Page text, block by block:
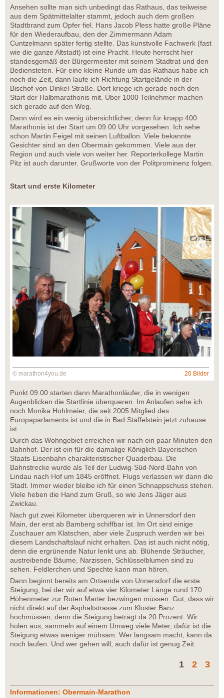
Ansehen sollte man sich unbedingt das Rathaus, das teilweise
aus dem Spätmittelalter stammt, jedoch auch dem großen
Stadtbrand zum Opfer fiel. Hans Jacob Pless hatte große Pläne
für den Wiederaufbau, den der Zimmermann Adam
Cuntzelmann später fertig stellte. Das kunstvolle Fachwerk (fast
wie die ganze Altstadt) ist eine Pracht. Heute herrscht hier
standesgemäß der Bürgermeister mit seinem Stadtrat und den
Bediensteten. Für eine kleine Runde um das Rathaus habe ich
noch die Zeit, dann laufe ich Richtung Startgelände in der
Bischof-von-Dinkel-Straße. Dort kriege ich gerade noch den
Start der Halbmarathonis mit. Über 1000 Teilnehmer machen
sich gerade auf den Weg.
Dann wird es ein wenig übersichtlicher, denn für knapp 400
Marathonis ist der Start um 09.00 Uhr vorgesehen. Ich sehe
schon Martin Feigel mit seinen Luftballon. Viele bekannte
Gesichter sind an den Obermain gekommen. Viele aus der
Region und auch viele von weiter her. Reporterkollege Martin
Pitz ist auch darunter. Grußworte von der Politprominenz folgen.
Start und erste Kilometer
© marathon4you.de 20 Bilder
Punkt 09.00 starten dann Marathonläufer, die in wenigen
Augenblicken die Startlinie überqueren. Im Anlaufen sehe ich
noch Monika Hohlmeier, die seit 2005 Mitglied des
Europaparlaments ist und die in Bad Staffelstein jetzt zuhause
ist.
Durch das Wohngebiet erreichen wir nach ein paar Minuten den
Bahnhof. Der ist ein für die damalige Königlich Bayerischen
Staats-Eisenbahn charakteristischer Quaderbau. Die
Bahnstrecke wurde als Teil der Ludwig-Süd-Nord-Bahn von
Lindau nach Hof um 1845 eröffnet. Flugs verlassen wir dann die
Stadt. Immer wieder bleibe ich für einen Schnappschuss stehen.
Viele heben die Hand zum Gruß, so wie Jens Jäger aus
Zwickau.
Nach gut zwei Kilometer überqueren wir in Unnersdorf den
Main, der erst ab Bamberg schiffbar ist. Im Ort sind einige
Zuschauer am Klatschen, aber viele Zuspruch werden wir bei
diesem Landschaftslauf nicht erhalten. Das ist auch nicht nötig,
denn die ergrünende Natur lenkt uns ab. Blühende Sträucher,
austreibende Bäume, Narzissen, Schlüsselblumen sind zu
sehen. Feldlerchen und Spechte kann man hören.
Dann beginnt bereits am Ortsende von Unnersdorf die erste
Steigung, bei der wir auf etwa vier Kilometer Länge rund 170
Höhenmeter zur Roten Marter bezwingen müssen. Gut, dass wir
nicht direkt auf der Asphaltstrasse zum Kloster Banz
hochmüssen, denn die Steigung beträgt da 20 Prozent. Wir
holen aus, sammeln auf einem Umweg viele Meter, dafür ist die
Steigung etwas weniger mühsam. Wer langsam macht, kann da
noch laufen. Und wer gehen will, auch dafür ist genug Zeit.
1 2 3
Informationen: Obermain-Marathon